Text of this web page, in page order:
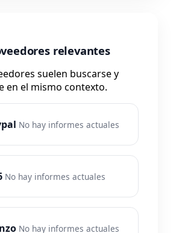
relevantes
suelen buscarse y
en el mismo contexto.
No hay informes actuales
No hay informes actuales
No hay informes actuales